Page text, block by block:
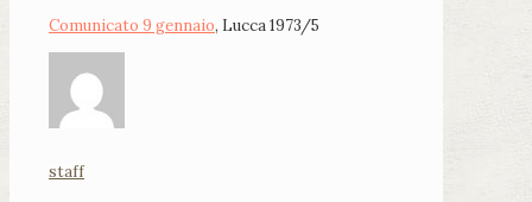
Comunicato 9 gennaio, Lucca 1973/5
staff